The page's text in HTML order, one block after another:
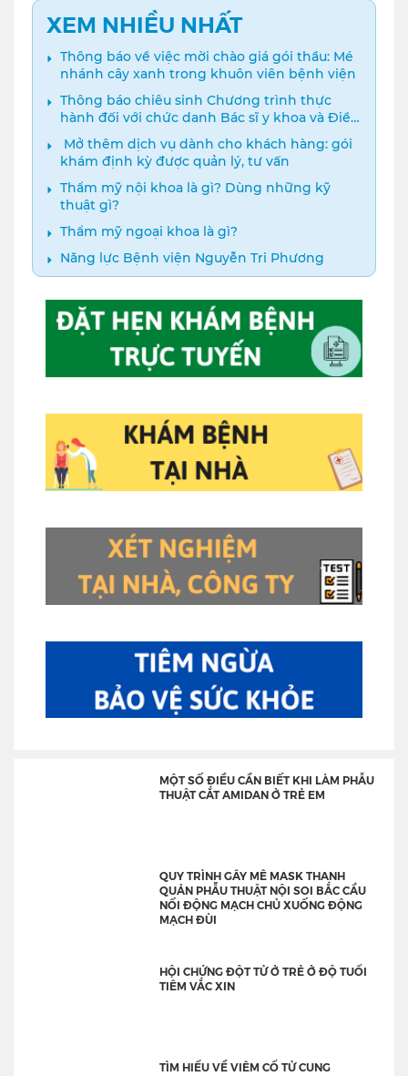
XEM NHIỀU NHẤT
Thông báo về việc mời chào giá gói thầu: Mé
nhánh cây xanh trong khuôn viên bệnh viện
Thông báo chiêu sinh Chương trình thực
hành đối với chức danh Bác sĩ y khoa và Điều
dưỡng năm 2024
️ Mở thêm dịch vụ dành cho khách hàng: gói
khám định kỳ được quản lý, tư vấn
Thẩm mỹ nội khoa là gì? Dùng những kỹ
thuật gì?
Thẩm mỹ ngoại khoa là gì?
Năng lực Bệnh viện Nguyễn Tri Phương
MỘT SỐ ĐIỀU CẦN BIẾT KHI LÀM PHẪU
THUẬT CẮT AMIDAN Ở TRẺ EM
QUY TRÌNH GÂY MÊ MASK THANH
QUẢN PHẪU THUẬT NỘI SOI BẮC CẦU
NỐI ĐỘNG MẠCH CHỦ XUỐNG ĐỘNG
MẠCH ĐÙI
HỘI CHỨNG ĐỘT TỬ Ở TRẺ Ở ĐỘ TUỔI
TIÊM VẮC XIN
TÌM HIỂU VỀ VIÊM CỔ TỬ CUNG